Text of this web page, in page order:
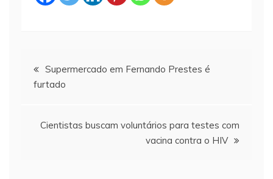
Navegação
de
Post
Supermercado em Fernando Prestes é
furtado
Cientistas buscam voluntários para testes com
vacina contra o HIV